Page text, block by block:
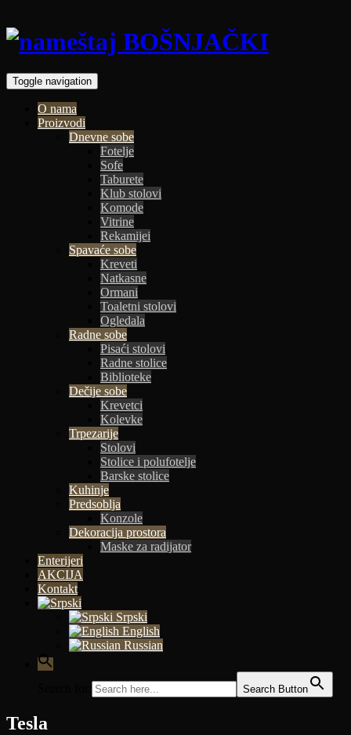
Toggle navigation
O nama
Proizvodi
Dnevne sobe
Fotelje
Sofe
Taburete
Klub stolovi
Komode
Vitrine
Rekamijei
Spavaće sobe
Kreveti
Natkasne
Ormani
Toaletni stolovi
Ogledala
Radne sobe
Pisaći stolovi
Radne stolice
Biblioteke
Dečije sobe
Krevetci
Kolevke
Trpezarije
Stolovi
Stolice i polufotelje
Barske stolice
Kuhinje
Predsoblja
Konzole
Dekoracija prostora
Maske za radijator
Enterijeri
AKCIJA
Kontakt
Srpski
English
Russian
Search Button
Tesla